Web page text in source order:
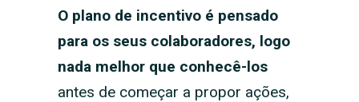
O plano de incentivo é pensado
para os seus colaboradores, logo
nada melhor que conhecê-los
antes de começar a propor ações,